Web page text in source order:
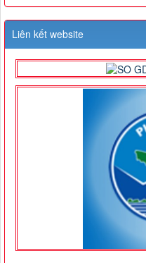
Liên kết website